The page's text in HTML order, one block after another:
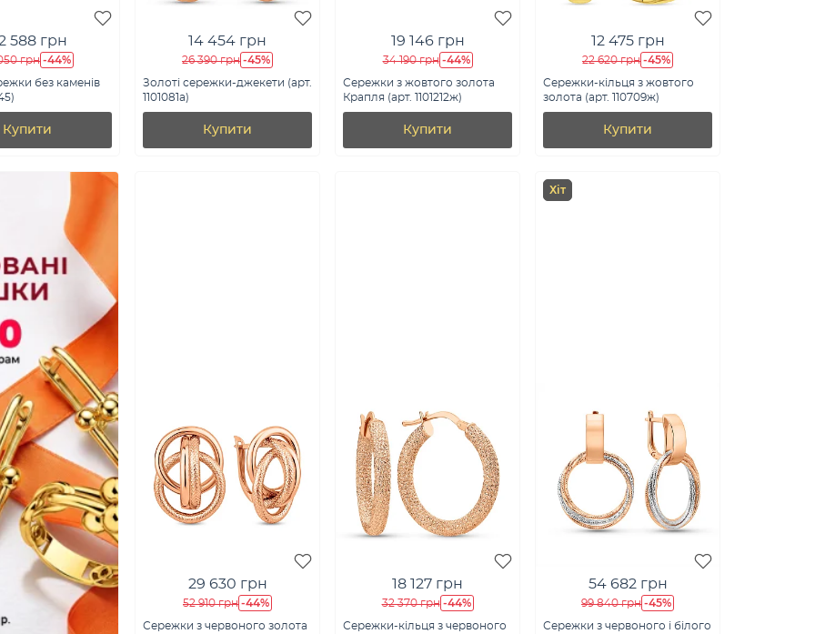
588 грн
грн -44%
без каменів
Купити
14 454 грн
26 390 грн -45%
Золоті сережки-джекети (арт.
1101081а)
Купити
19 146 грн
34 190 грн -44%
Сережки з жовтого золота
Крапля (арт. 1101212ж)
Купити
12 475 грн
22 620 грн -45%
Сережки-кільця з жовтого
золота (арт. 110709ж)
Купити
29 630 грн
52 910 грн -44%
Сережки з червоного золота
18 127 грн
32 370 грн -44%
Сережки-кільця з червоного
Хіт
54 682 грн
99 840 грн -45%
Сережки з червоного і білого